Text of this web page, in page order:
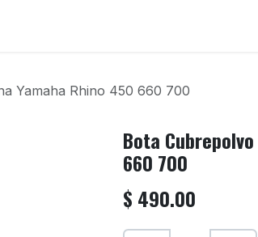
Yamaha Rhino 450 660 700
Bota
660 700
$ 490.00